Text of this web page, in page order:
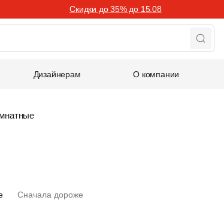
Скидки до 35% до 15.08
Дизайнерам О компании
Сначала дороже